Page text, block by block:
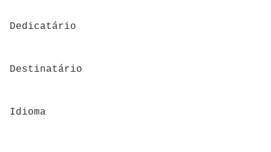
Dedicatário
Destinatário
Idioma